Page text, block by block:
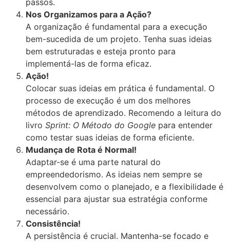
Nos Organizamos para a Ação?
A organização é fundamental para a execução
bem-sucedida de um projeto. Tenha suas ideias
bem estruturadas e esteja pronto para
implementá-las de forma eficaz.
Ação!
Colocar suas ideias em prática é fundamental. O
processo de execução é um dos melhores
métodos de aprendizado. Recomendo a leitura do
livro Sprint: O Método do Google para entender
como testar suas ideias de forma eficiente.
Mudança de Rota é Normal!
Adaptar-se é uma parte natural do
empreendedorismo. As ideias nem sempre se
desenvolvem como o planejado, e a flexibilidade é
essencial para ajustar sua estratégia conforme
necessário.
Consistência!
A persistência é crucial. Mantenha-se focado e